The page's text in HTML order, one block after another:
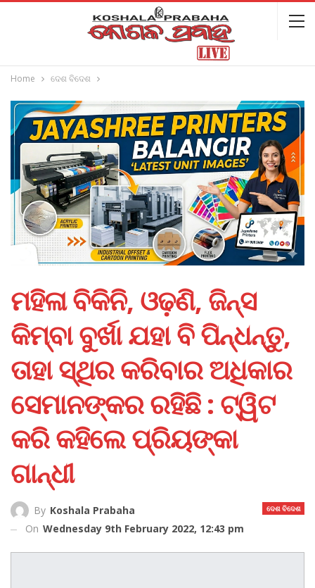
Home ଦେଶ ବିଦେଶ
ମହିଳା ବିକିନି, ଓଢ଼ଣି, ଜିନ୍ସ
କିମ୍ବା ବୁର୍ଖା ଯହା ବି ପିନ୍ଧନ୍ତୁ,
ତାହା ସ୍ଥିର କରିବାର ଅଧିକାର
ସେମାନଙ୍କର ରହିଛି : ଟ୍ୱିଟ
କରି କହିଲେ ପ୍ରିୟଙ୍କା
ଗାନ୍ଧୀ
ଦେଶ ବିଦେଶ
By Koshala Prabaha
On Wednesday 9th February 2022, 12:43 pm